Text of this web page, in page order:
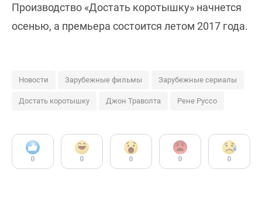
Производство «Достать коротышку» начнется
осенью, а премьера состоится летом 2017 года.
Новости Зарубежные фильмы Зарубежные сериалы
Достать коротышку Джон Траволта Рене Руссо
0 0 0 0 0